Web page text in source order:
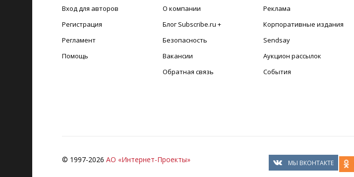
Вход для авторов
Регистрация
Регламент
Помощь
О компании
Блог Subscribe.ru +
Безопасность
Вакансии
Обратная связь
Реклама
Корпоративные издания
Sendsay
Аукцион рассылок
События
© 1997-2026 АО «Интернет-Проекты» МЫ ВКОНТАКТЕ